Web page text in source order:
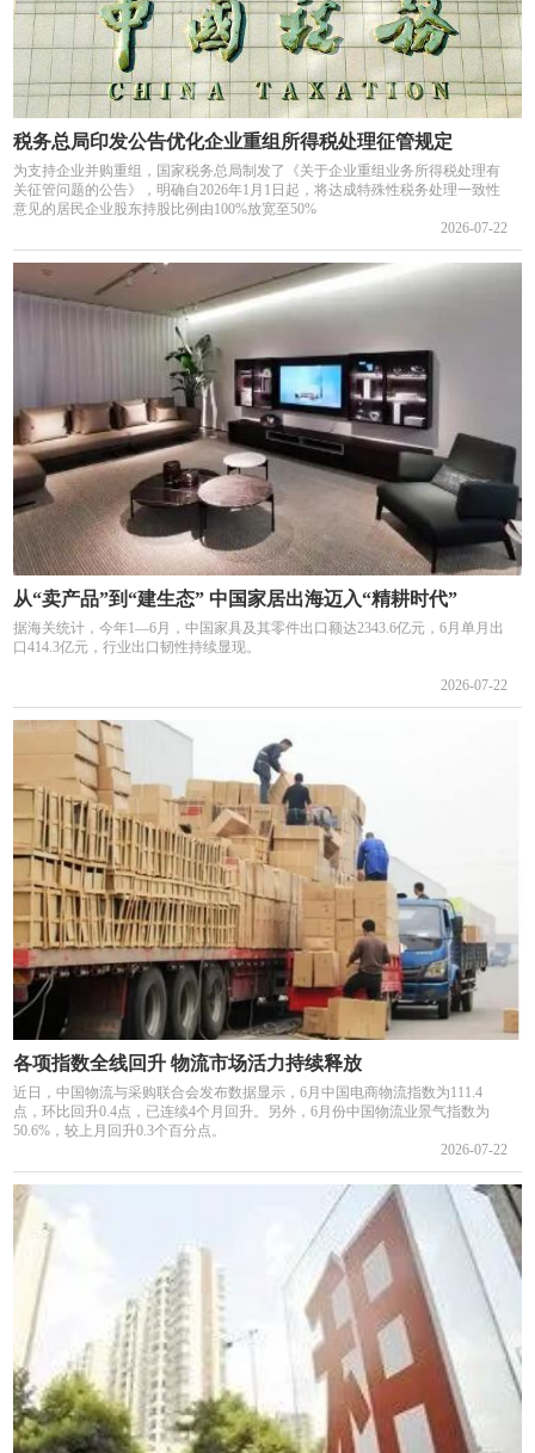
税务总局印发公告优化企业重组所得税处理征管规定
为支持企业并购重组，国家税务总局制发了《关于企业重组业务所得税处理有
关征管问题的公告》，明确自2026年1月1日起，将达成特殊性税务处理一致性
意见的居民企业股东持股比例由100%放宽至50%
2026-07-22
从“卖产品”到“建生态” 中国家居出海迈入“精耕时代”
据海关统计，今年1—6月，中国家具及其零件出口额达2343.6亿元，6月单月出
口414.3亿元，行业出口韧性持续显现。
2026-07-22
各项指数全线回升 物流市场活力持续释放
近日，中国物流与采购联合会发布数据显示，6月中国电商物流指数为111.4
点，环比回升0.4点，已连续4个月回升。另外，6月份中国物流业景气指数为
50.6%，较上月回升0.3个百分点。
2026-07-22